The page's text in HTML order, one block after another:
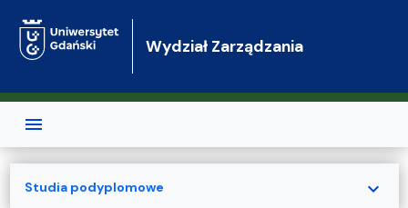
Wydział Zarządzania
Studia podyplomowe expand_more